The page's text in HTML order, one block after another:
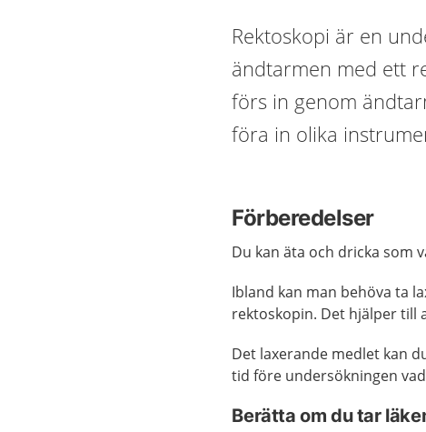
Rektoskopi är en
ändtarmen med ett
förs in genom
föra in olika
Förberedelser
Du kan äta och dricka som
Ibland kan man behöva ta
rektoskopin. Det hjälper till
Det laxerande medlet kan
tid före undersökningen
Berätta om du tar